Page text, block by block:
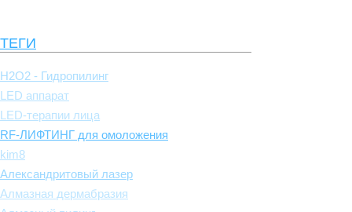
ТЕГИ
H2O2 - Гидропилинг
LED аппарат
LED-терапии лица
RF-ЛИФТИНГ для омоложения
kim8
Александритовый лазер
Алмазная дермабразия